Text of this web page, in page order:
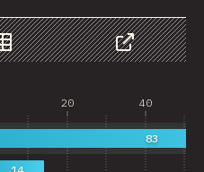
Dati Condividere
20 40
83